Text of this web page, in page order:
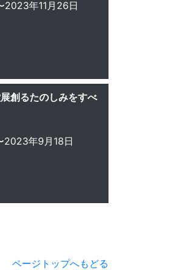
年11月26日
創るたのしみをすべ
年9月18日
ページトップへもどる